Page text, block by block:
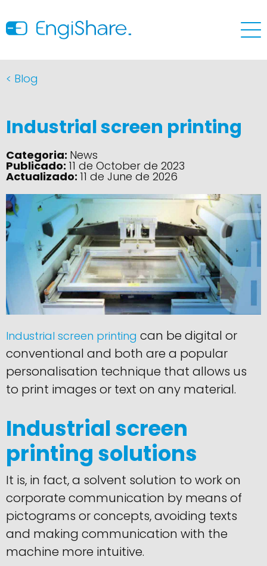
< Blog
Industrial screen printing
Categoria: News
Publicado: 11 de October de 2023
Actualizado: 11 de June de 2026
Industrial screen printing can be digital or
conventional and both are a popular
personalisation technique that allows us
to print images or text on any material.
Industrial screen
printing solutions
It is, in fact, a solvent solution to work on
corporate communication by means of
pictograms or concepts, avoiding texts
and making communication with the
machine more intuitive.